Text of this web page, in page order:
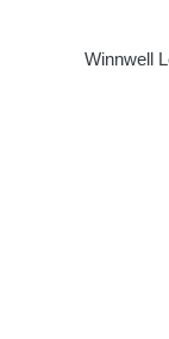
Winnwell